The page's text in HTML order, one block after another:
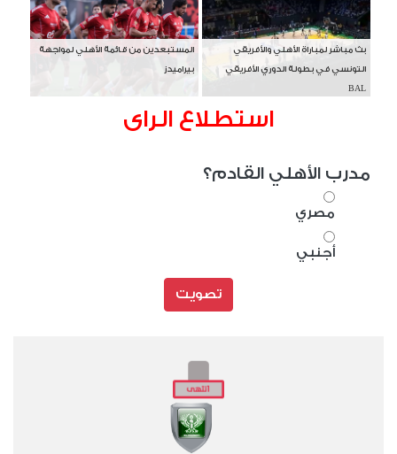
بث مباشر لمباراة الأهلي والأفريقي
التونسي في بطولة الدوري الأفريقي
BAL
المستبعدين من قائمة الأهلي لمواجهة
بيراميدز
استطلاع الراى
مدرب الأهلي القادم؟
مصري
أجنبي
تصويت